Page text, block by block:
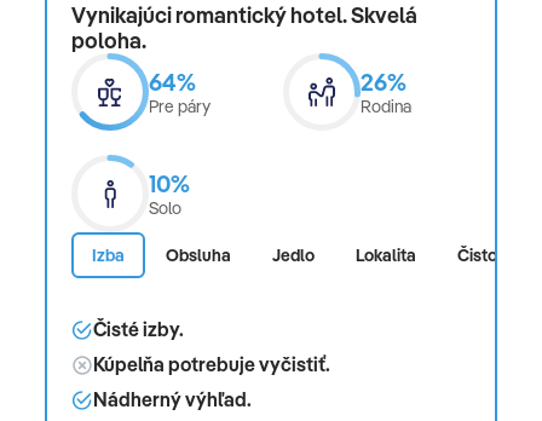
Vynikajúci romantický hotel. Skvelá
poloha.
64%
Pre páry
26%
Rodina
10%
Solo
Izba Obsluha Jedlo Lokalita Čistota
Čisté izby.
Kúpelňa potrebuje vyčistiť.
Nádherný výhľad.